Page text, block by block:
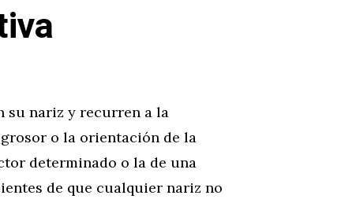
su nariz y recurren a la
o la orientación de la
determinado o la de una
de que cualquier nariz no